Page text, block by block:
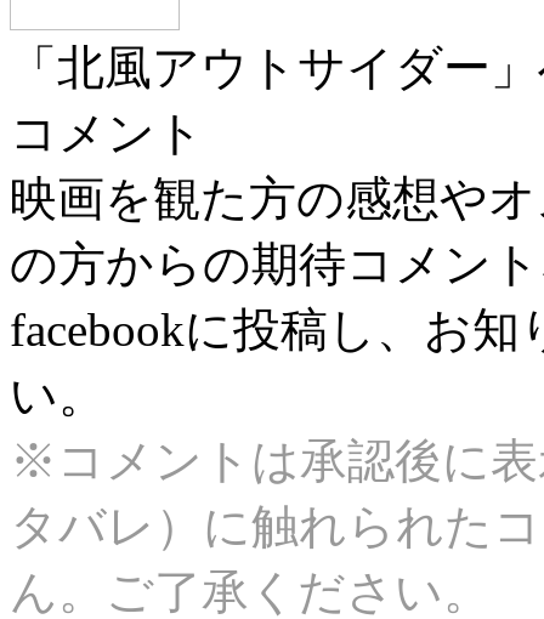
「北風アウトサイダー
コメント
映画を観た方の感想や
の方からの期待コメン
facebookに投稿し、お
い。
※コメントは承認後に
タバレ）に触れられた
ん。ご了承ください。